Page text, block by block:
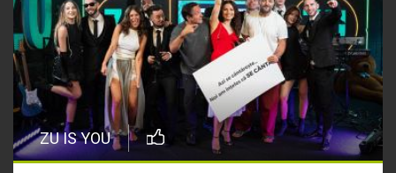
Dă volumul mai tare! Cabron vine
cu Hitul Monstru al Verii
20 Iulie
Episod nou | Muzica Aia x DJ
Christian Thomson
ZU IS YOU